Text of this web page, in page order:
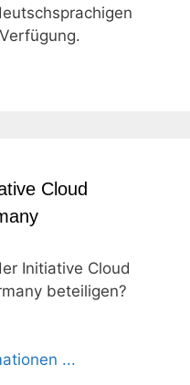
Cloud
Initiative Cloud
beteiligen?
...